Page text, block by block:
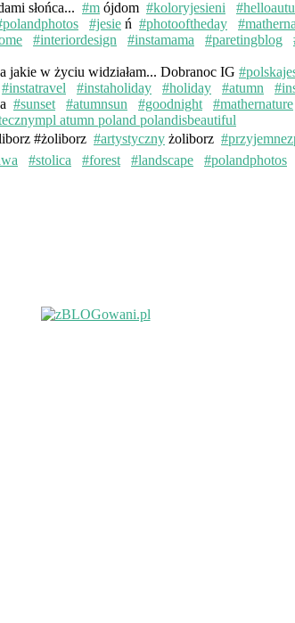
słońca... #m ójdom #koloryjesieni
#jesie ń #photooftheday
#interiordesign #instamama #paretingblog
jakie w życiu widziałam... Dobranoc IG
#instatravel #instaholiday #holiday #atumn
#sunset #atumnsun #goodnight #mathernature
#żoliborz #artystyczny żoliborz
#stolica #forest #landscape #polandphotos